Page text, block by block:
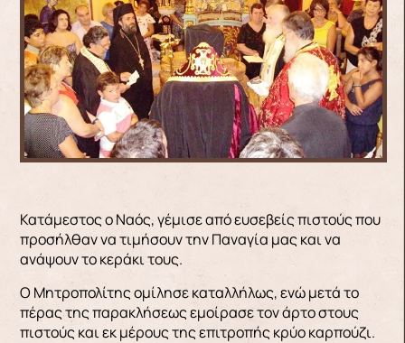
Κατάμεστος ο Ναός, γέμισε από ευσεβείς πιστούς που
προσήλθαν να τιμήσουν την Παναγία μας και να
ανάψουν το κεράκι τους.
Ο Μητροπολίτης ομίλησε καταλλήλως, ενώ μετά το
πέρας της παρακλήσεως εμοίρασε τον άρτο στους
πιστούς και εκ μέρους της επιτροπής κρύο καρπούζι.